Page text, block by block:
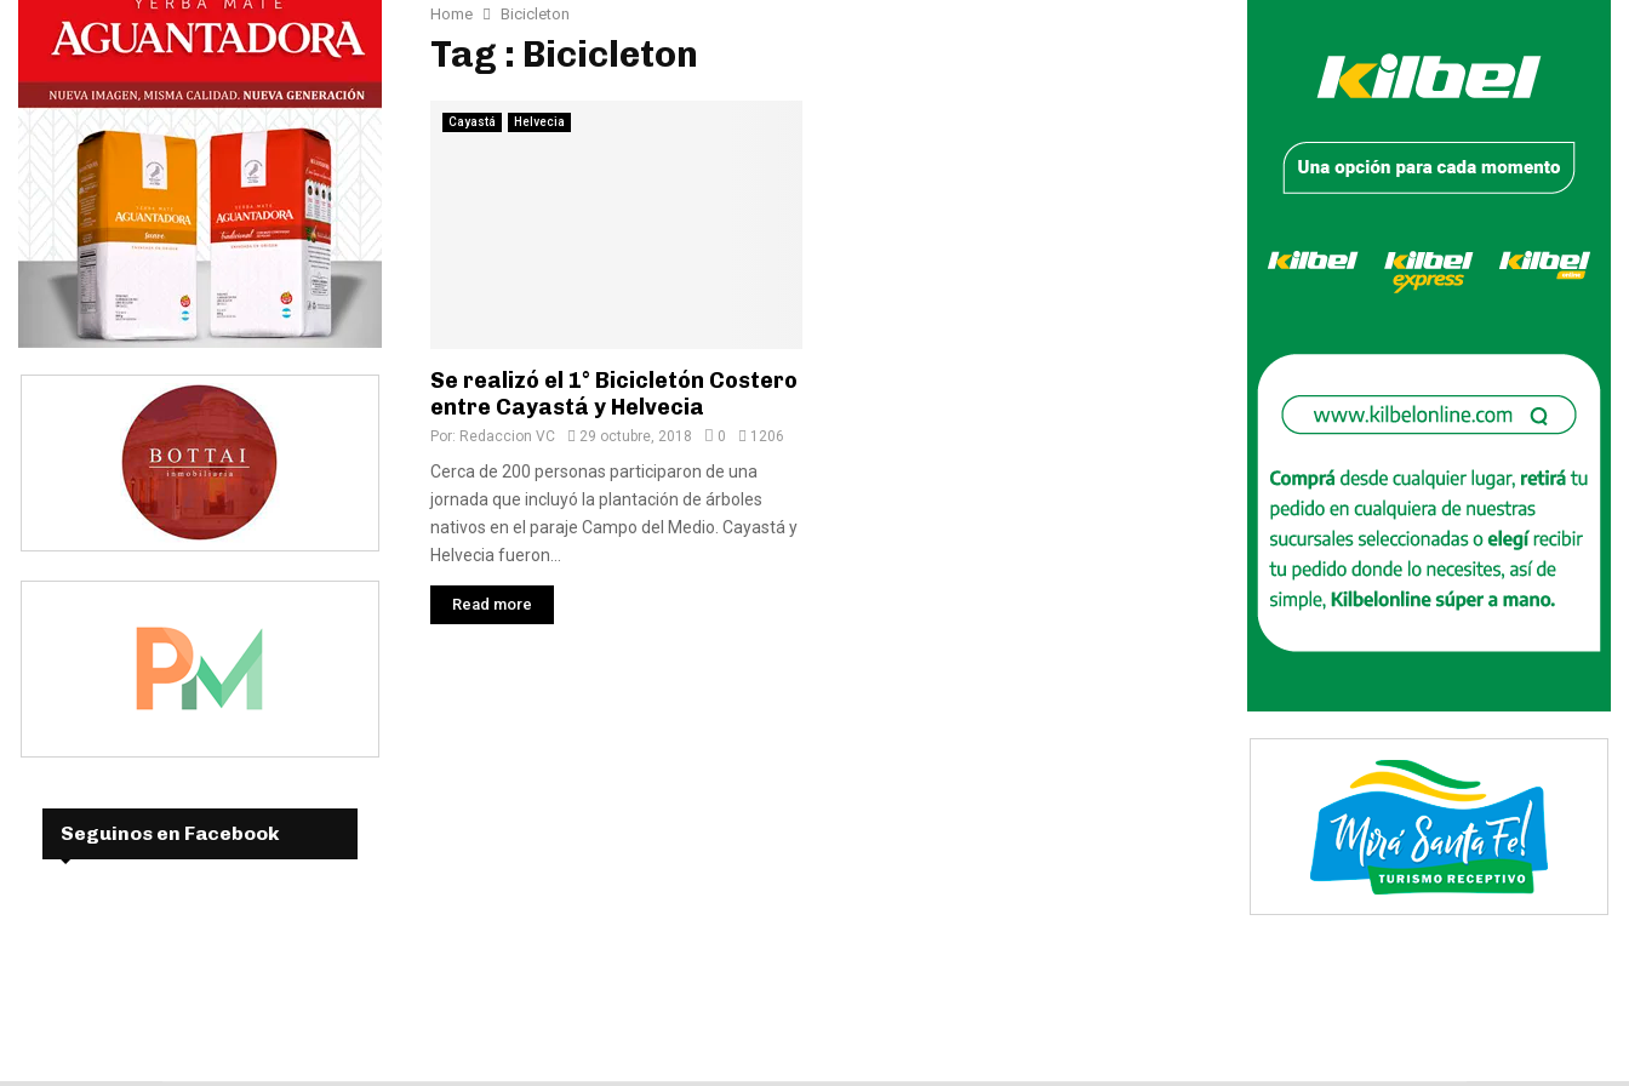
Home Bicicleton
Tag : Bicicleton
Cayastá Helvecia
Se realizó el 1° Bicicletón Costero
entre Cayastá y Helvecia
Por: Redaccion VC 29 octubre, 2018 0 1206
Cerca de 200 personas participaron de una
jornada que incluyó la plantación de árboles
nativos en el paraje Campo del Medio. Cayastá y
Helvecia fueron...
Read more
Seguinos en Facebook